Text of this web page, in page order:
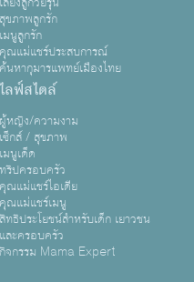
สุขภาพลูกรัก
เมนูลูกรัก
คุณแม่แชร์ประสบการณ์
ค้นหากุมารแพทย์เมืองไทย
ไลฟ์สไตล์
ผู้หญิง/ความงาม
เซ็กส์ / สุขภาพ
เมนูเด็ด
ทริปครอบครัว
คุณแม่แชร์ไอเดีย
คุณแม่แชร์เมนู
สิทธิประโยชน์สำหรับเด็ก เยาวชน
และครอบครัว
กิจกรรม Mama Expert